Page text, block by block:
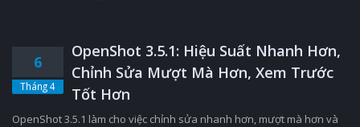
6
Tháng 4
OpenShot 3.5.1: Hiệu Suất Nhanh Hơn,
Chỉnh Sửa Mượt Mà Hơn, Xem Trước
Tốt Hơn
OpenShot 3.5.1 làm cho việc chỉnh sửa nhanh hơn, mượt mà hơn và